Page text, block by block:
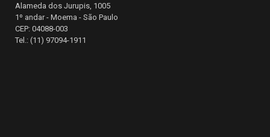
Alameda dos Jurupis, 1005
1º andar - Moema - São Paulo
CEP: 04088-003
Tel.: (11) 97094-1911